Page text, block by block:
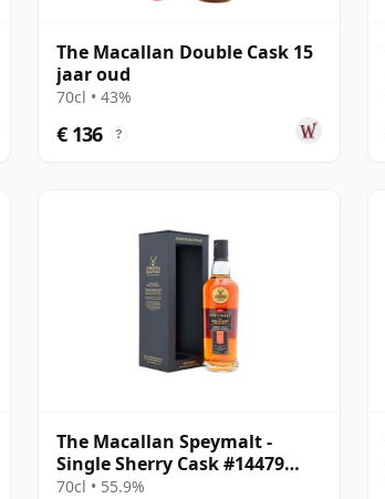
The Macallan Double Cask 15
jaar oud
70cl • 43%
€ 136 ?
The Macallan Speymalt -
Single Sherry Cask #14479
2007 18 jaar oud
70cl • 55.9%